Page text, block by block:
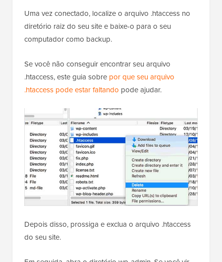
Uma vez conectado, localize o arquivo .htaccess no
diretório raiz do seu site e baixe-o para o seu
computador como backup.
Se você não conseguir encontrar seu arquivo
.htaccess, este guia sobre por que seu arquivo
.htaccess pode estar faltando pode ajudar.
Depois disso, prossiga e exclua o arquivo .htaccess
do seu site.